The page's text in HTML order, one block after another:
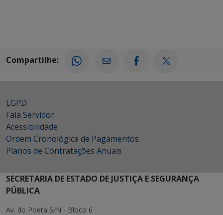
Compartilhe:
LGPD
Fala Servidor
Acessibilidade
Ordem Cronológica de Pagamentos
Planos de Contratações Anuais
SECRETARIA DE ESTADO DE JUSTIÇA E SEGURANÇA
PÚBLICA
Av. do Poeta S/N - Bloco 6